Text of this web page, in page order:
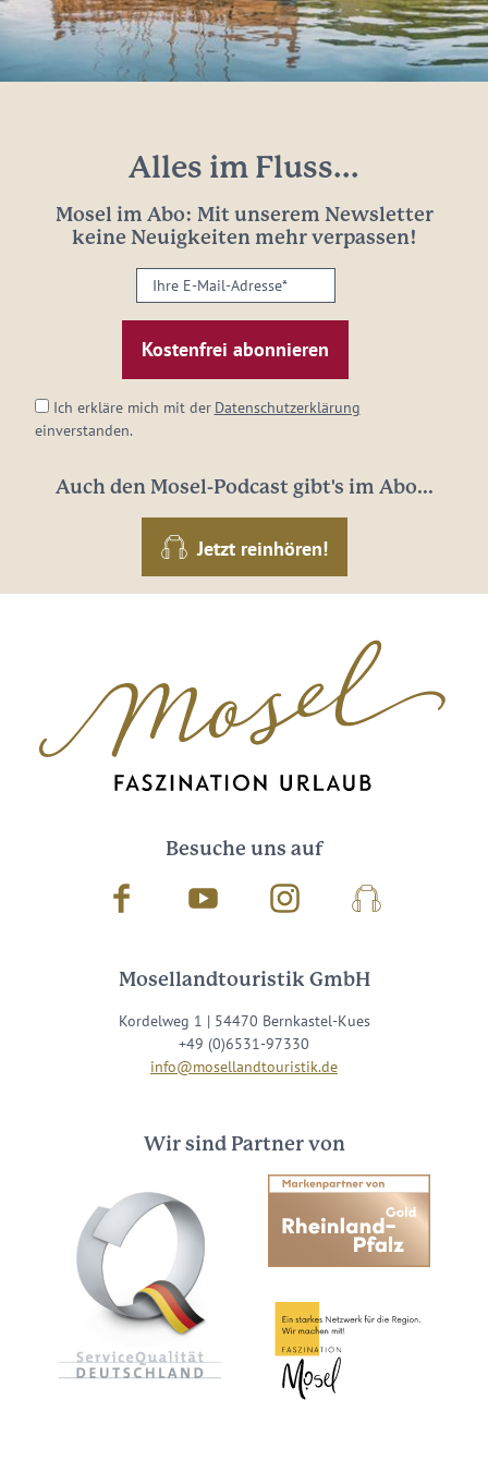
Alles im Fluss...
Mosel im Abo: Mit unserem Newsletter
keine Neuigkeiten mehr verpassen!
Ihre
E-
Mail-
Adresse:
Ich erkläre mich mit der Datenschutzerklärung
einverstanden.
Auch den Mosel-Podcast gibt's im Abo...
Jetzt reinhören!
Besuche uns auf
Facebook Youtube InstagramPodcast
Mosellandtouristik GmbH
Kordelweg 1 | 54470 Bernkastel-Kues
+49 (0)6531-97330
info@mosellandtouristik.de
Wir sind Partner von